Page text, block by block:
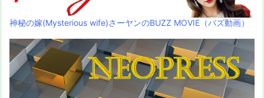
神秘の嫁(Mysterious wife)さーヤンのBUZZ MOVIE（バズ動画）